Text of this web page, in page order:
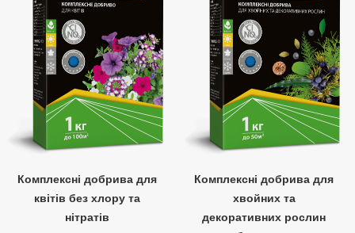
Комплексні добрива для
квітів без хлору та
нітратів
Комплексні добрива для
хвойних та
декоративних рослин